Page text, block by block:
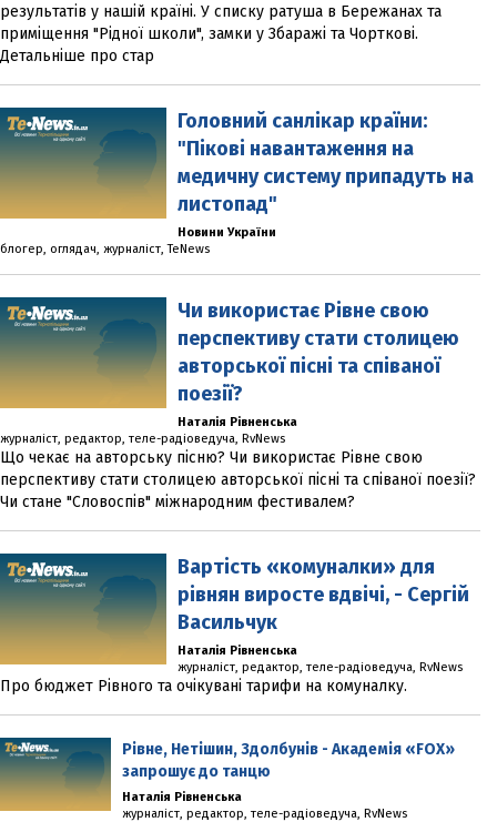
результатів у нашій країні. У списку ратуша в Бережанах та
приміщення "Рідної школи", замки у Збаражі та Чорткові.
Детальніше про стар
Головний санлікар країни:
"Пікові навантаження на
медичну систему припадуть на
листопад"
Новини України
блогер, оглядач, журналіст, TeNews
Чи використає Рівне свою
перспективу стати столицею
авторської пісні та співаної
поезії?
Наталія Рівненська
журналіст, редактор, теле-радіоведуча, RvNews
Що чекає на авторську пісню? Чи використає Рівне свою
перспективу стати столицею авторської пісні та співаної поезії?
Чи стане "Словоспів" міжнародним фестивалем?
Вартість «комуналки» для
рівнян виросте вдвічі, - Сергій
Васильчук
Наталія Рівненська
журналіст, редактор, теле-радіоведуча, RvNews
Про бюджет Рівного та очікувані тарифи на комуналку.
Рівне, Нетішин, Здолбунів - Академія «FOX»
запрошує до танцю
Наталія Рівненська
журналіст, редактор, теле-радіоведуча, RvNews